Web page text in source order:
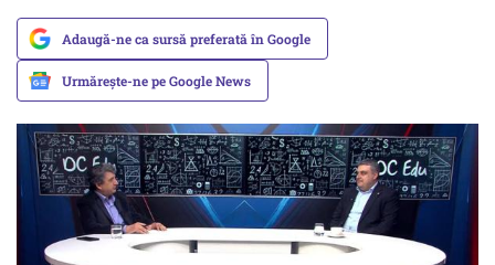
Adaugă-ne ca sursă preferată în Google
Urmărește-ne pe Google News